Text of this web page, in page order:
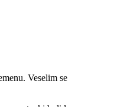
Veselim se